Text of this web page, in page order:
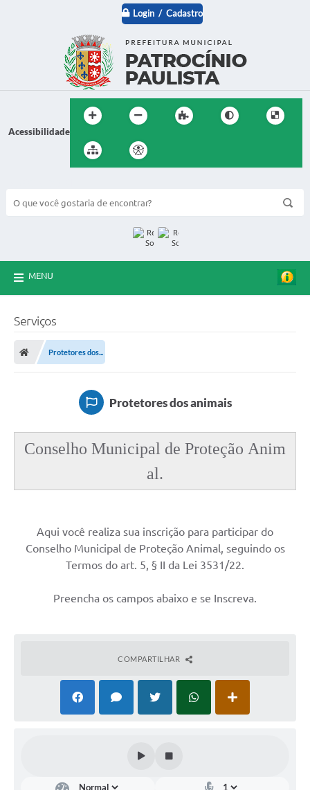
Login / Cadastro
Acessibilidade
MENU
Serviços
Protetores dos...
Protetores dos animais
Conselho Municipal de Proteção Anim
al.
Aqui você realiza sua inscrição para participar do
Conselho Municipal de Proteção Animal, seguindo os
Termos do art. 5, § II da Lei 3531/22.
Preencha os campos abaixo e se Inscreva.
COMPARTILHAR